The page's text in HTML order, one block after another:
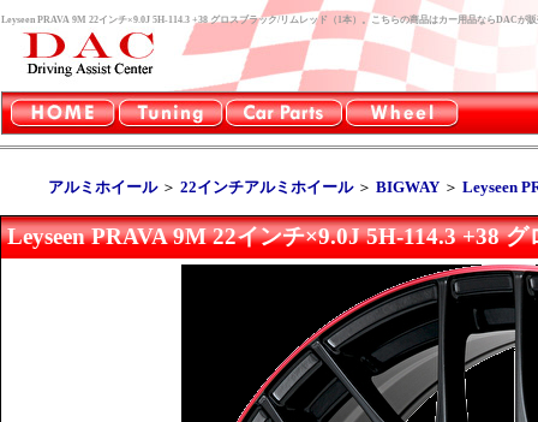
Leyseen PRAVA 9M 22インチ×9.0J 5H-114.3 +38 グロスブラック/リムレッド（1本）。こちらの商品はカー用品ならDACが
アルミホイール＞ 22インチアルミホイール＞ BIGWAY ＞ Leyseen
Leyseen PRAVA 9M 22インチ×9.0J 5H-114.3 +38